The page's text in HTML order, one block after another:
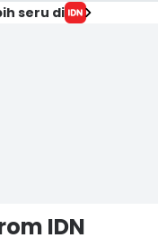
seru di
IDN